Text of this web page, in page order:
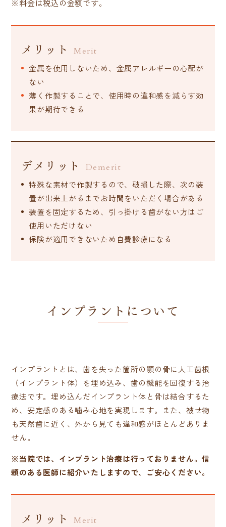
※料金は税込の金額です。
メリット Merit
金属を使用しないため、金属アレルギーの心配が
ない
薄く作製することで、使用時の違和感を減らす効
果が期待できる
デメリット Demerit
特殊な素材で作製するので、破損した際、次の装
置が出来上がるまでお時間をいただく場合がある
装置を固定するため、引っ掛ける歯がない方はご
使用いただけない
保険が適用できないため自費診療になる
インプラントについて
インプラントとは、歯を失った箇所の顎の骨に人工歯根
（インプラント体）を埋め込み、歯の機能を回復する治
療法です。埋め込んだインプラント体と骨は結合するた
め、安定感のある噛み心地を実現します。また、被せ物
も天然歯に近く、外から見ても違和感がほとんどありま
せん。
※当院では、インプラント治療は行っておりません。信
頼のある医師に紹介いたしますので、ご安心ください。
メリット Merit